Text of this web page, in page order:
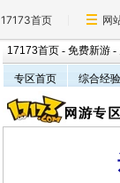
17173首页 网
17173首页 - 免费新游 -
专区首页
综合经验